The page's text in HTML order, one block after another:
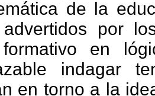
de la
por
en
indagar
en torno a la